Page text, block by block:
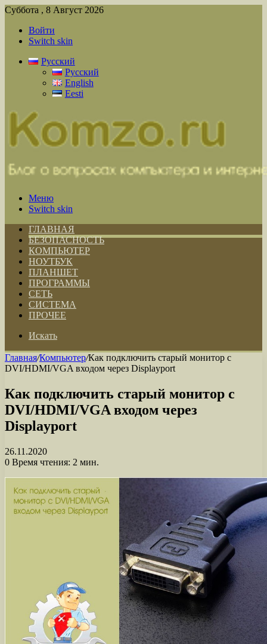
Суббота , 8 Август 2026
Войти
Switch skin
Русский
Русский
English
Eesti
Меню
Switch skin
ГЛАВНАЯ
БЕЗОПАСНОСТЬ
КОМПЬЮТЕР
НОУТБУК
ПЛАНШЕТ
ПРОГРАММЫ
СЕТЬ
СИСТЕМА
ПРОЧЕЕ
Искать
Главная/Компьютер/Как подключить старый монитор с
DVI/HDMI/VGA входом через Displayport
Как подключить старый монитор с
DVI/HDMI/VGA входом через
Displayport
26.11.2020
0 Время чтения: 2 мин.